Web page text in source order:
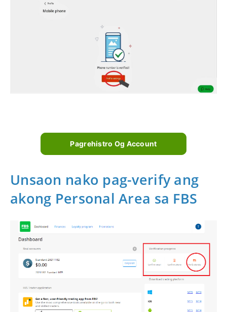
Pagrehistro Og Account
Unsaon nako pag-verify ang
akong Personal Area sa FBS